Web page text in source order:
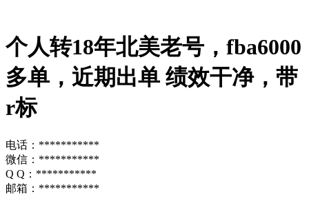
个人转18年北美老号，fba6000
多单，近期出单 绩效干净，带
r标
电话：***********
微信：***********
Q Q：***********
邮箱：***********